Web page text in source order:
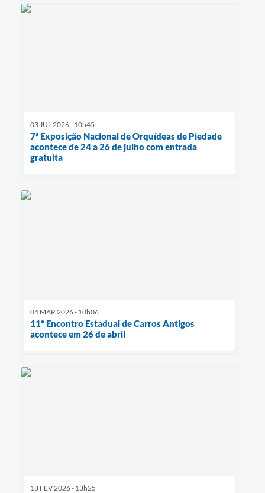
03 JUL 2026 - 10h45
7ª Exposição Nacional de Orquídeas de Piedade
acontece de 24 a 26 de julho com entrada
gratuita
04 MAR 2026 - 10h06
11º Encontro Estadual de Carros Antigos
acontece em 26 de abril
18 FEV 2026 - 13h25